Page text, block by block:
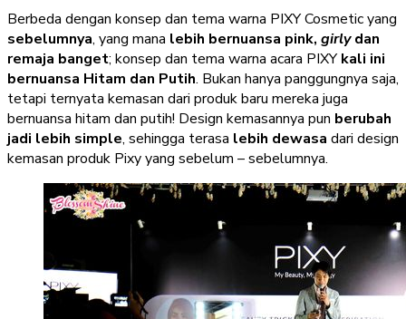
Berbeda dengan konsep dan tema warna PIXY Cosmetic yang
sebelumnya, yang mana lebih bernuansa pink, girlydan
remaja banget; konsep dan tema warna acara PIXYkali ini
bernuansa Hitam dan Putih. Bukan hanya panggungnya saja,
tetapi ternyata kemasan dari produk baru mereka juga
bernuansa hitam dan putih! Design kemasannya pun berubah
jadi lebih simple, sehingga terasa lebih dewasa dari design
kemasan produk Pixy yang sebelum – sebelumnya.